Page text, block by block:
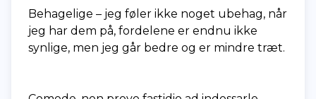
Behagelige – jeg føler ikke noget ubehag, når
jeg har dem på, fordelene er endnu ikke
synlige, men jeg går bedre og er mindre træt.